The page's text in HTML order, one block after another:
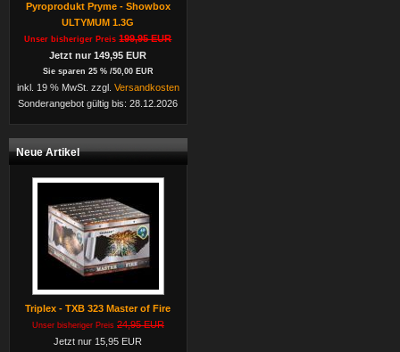
Pyroprodukt Pryme - Showbox
ULTYMUM 1.3G
Unser bisheriger Preis199,95 EUR
Jetzt nur 149,95 EUR
Sie sparen 25 % /50,00 EUR
inkl. 19 % MwSt. zzgl. Versandkosten
Sonderangebot gültig bis: 28.12.2026
Neue Artikel
Triplex - TXB 323 Master of Fire
Unser bisheriger Preis 24,95 EUR
Jetzt nur 15,95 EUR